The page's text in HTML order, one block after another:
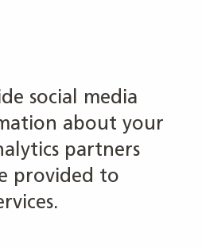
social media
about your
partners
provided to
(306/2019) inte täcker
texter/bildtolkning.